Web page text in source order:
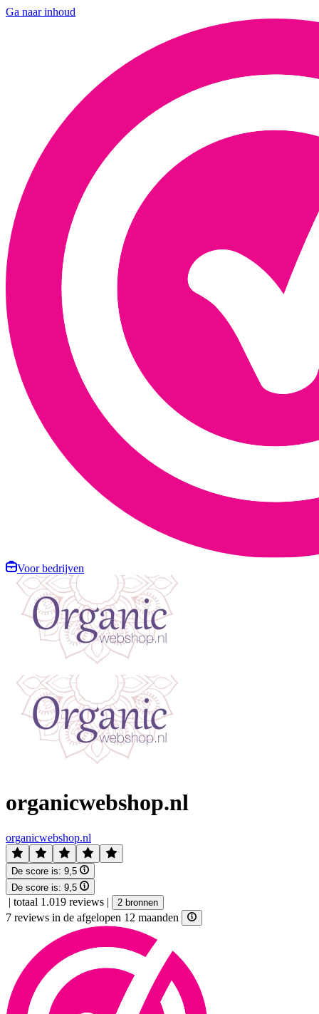
Ga naar inhoud
Voor bedrijven
organicwebshop.nl
organicwebshop.nl
De score is: 9,5
De score is: 9,5
| totaal 1.019 reviews | 2 bronnen
7 reviews in de afgelopen 12 maanden